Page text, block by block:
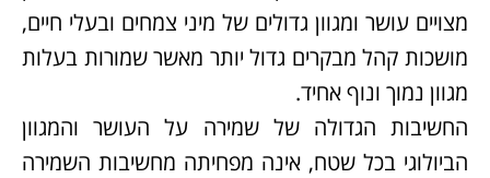
מצויים עושר ומגוון גדולים של מיני צמחים ובעלי חיים,
מושכות קהל מבקרים גדול יותר מאשר שמורות בעלות
מגוון נמוך ונוף אחיד.
החשיבות הגדולה של שמירה על העושר והמגוון
הביולוגי בכל שטח, אינה מפחיתה מחשיבות השמירה